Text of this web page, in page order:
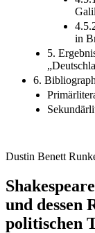
in
5.
6.
Dustin Benett
und dessen
politischen